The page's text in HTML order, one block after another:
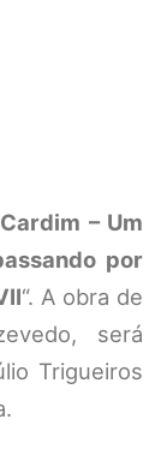
– Um
por
“. A obra de
será
Trigueiros